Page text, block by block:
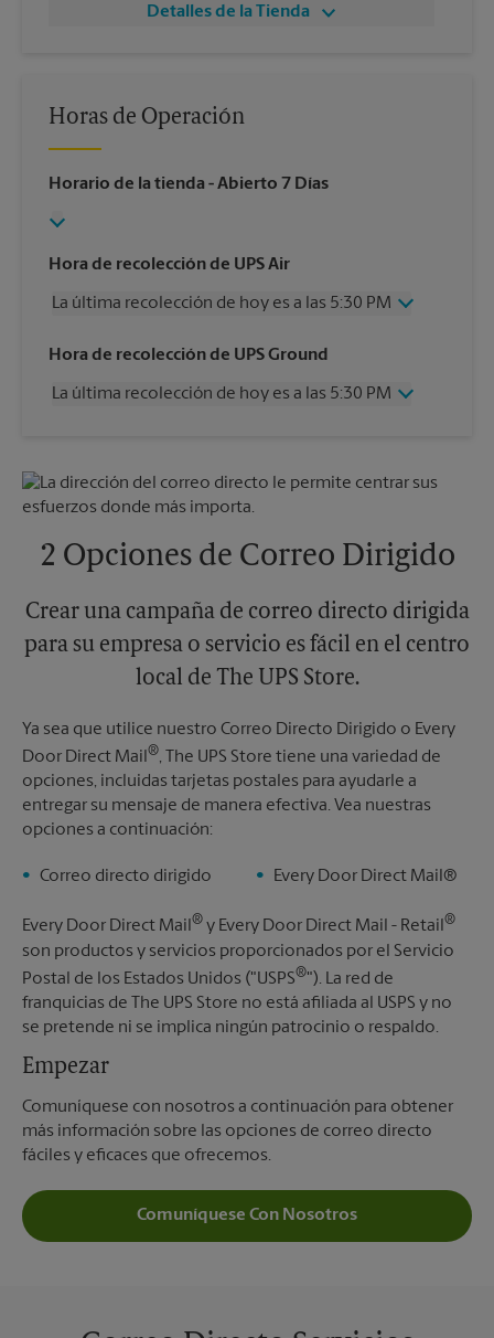
Detalles de la Tienda
Horas de Operación
Horario de la tienda - Abierto 7 Días
Hora de recolección de UPS Air
La última recolección de hoy es a las 5:30 PM
Miércoles
5:30 PM
Viernes
5:30 PM
Hora de recolección de UPS Ground
La última recolección de hoy es a las 5:30 PM
Viernes
5:30 PM
Sábado
Sin Recolección
Lunes
5:30 PM
2 Opciones de Correo Dirigido
Crear una campaña de correo directo dirigida
para su empresa o servicio es fácil en el centro
local de The UPS Store.
Ya sea que utilice nuestro Correo Directo Dirigido o Every
Door Direct Mail®, The UPS Store tiene una variedad de
opciones, incluidas tarjetas postales para ayudarle a
entregar su mensaje de manera efectiva. Vea nuestras
opciones a continuación:
Correo directo dirigido Every Door Direct Mail®
Every Door Direct Mail® y Every Door Direct Mail - Retail®
son productos y servicios proporcionados por el Servicio
Postal de los Estados Unidos ("USPS®"). La red de
franquicias de The UPS Store no está afiliada al USPS y no
se pretende ni se implica ningún patrocinio o respaldo.
Empezar
Comuníquese con nosotros a continuación para obtener
más información sobre las opciones de correo directo
fáciles y eficaces que ofrecemos.
Comuníquese Con Nosotros